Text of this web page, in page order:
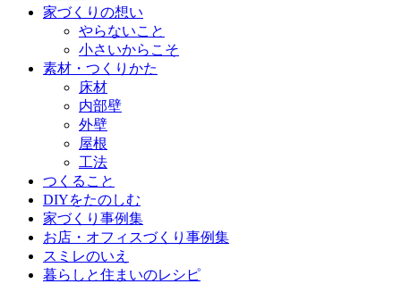
家づくりの想い
やらないこと
小さいからこそ
素材・つくりかた
床材
内部壁
外壁
屋根
工法
つくること
DIYをたのしむ
家づくり事例集
お店・オフィスづくり事例集
スミレのいえ
暮らしと住まいのレシピ